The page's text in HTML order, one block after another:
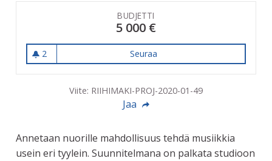
BUDJETTI
5 000 €
2
2 seuraajaa
Seuraa
Viite: RIIHIMAKI-PROJ-2020-01-49
Jaa
Annetaan nuorille mahdollisuus tehdä musiikkia
usein eri tyylein. Suunnitelmana on palkata studioon